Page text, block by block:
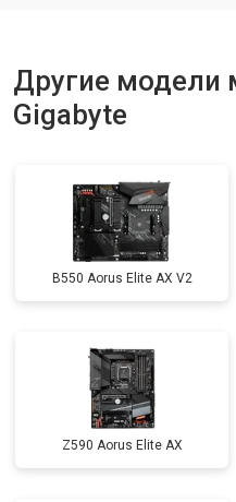
Другие модели
Gigabyte
B550 Aorus Elite AX V2
Z590 Aorus Elite AX